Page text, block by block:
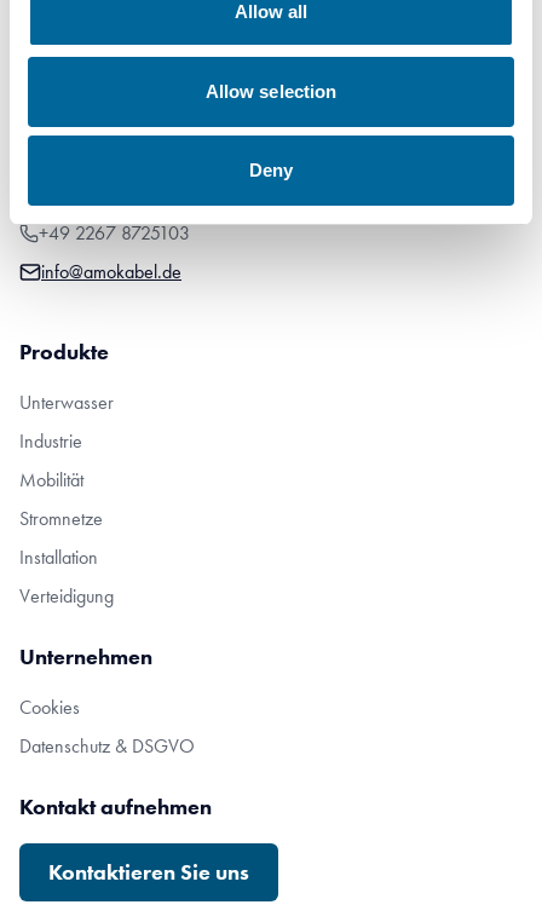
Allow all
Allow selection
Deny
51688 Wipperfürth
+49 2267 8725103
info@amokabel.de
Produkte
Unterwasser
Industrie
Mobilität
Stromnetze
Installation
Verteidigung
Unternehmen
Cookies
Datenschutz & DSGVO
Kontakt aufnehmen
Kontaktieren Sie uns